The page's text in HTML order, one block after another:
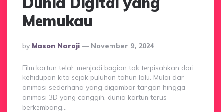
Memukau
Posted
By
By Mason Naraji November 9, 2024
Film kartun telah menjadi bagian tak terpisahkan dari
kehidupan kita sejak puluhan tahun lalu. Mulai dari
animasi sederhana yang digambar tangan hingga
animasi 3D yang canggih, dunia kartun terus
berkembang…